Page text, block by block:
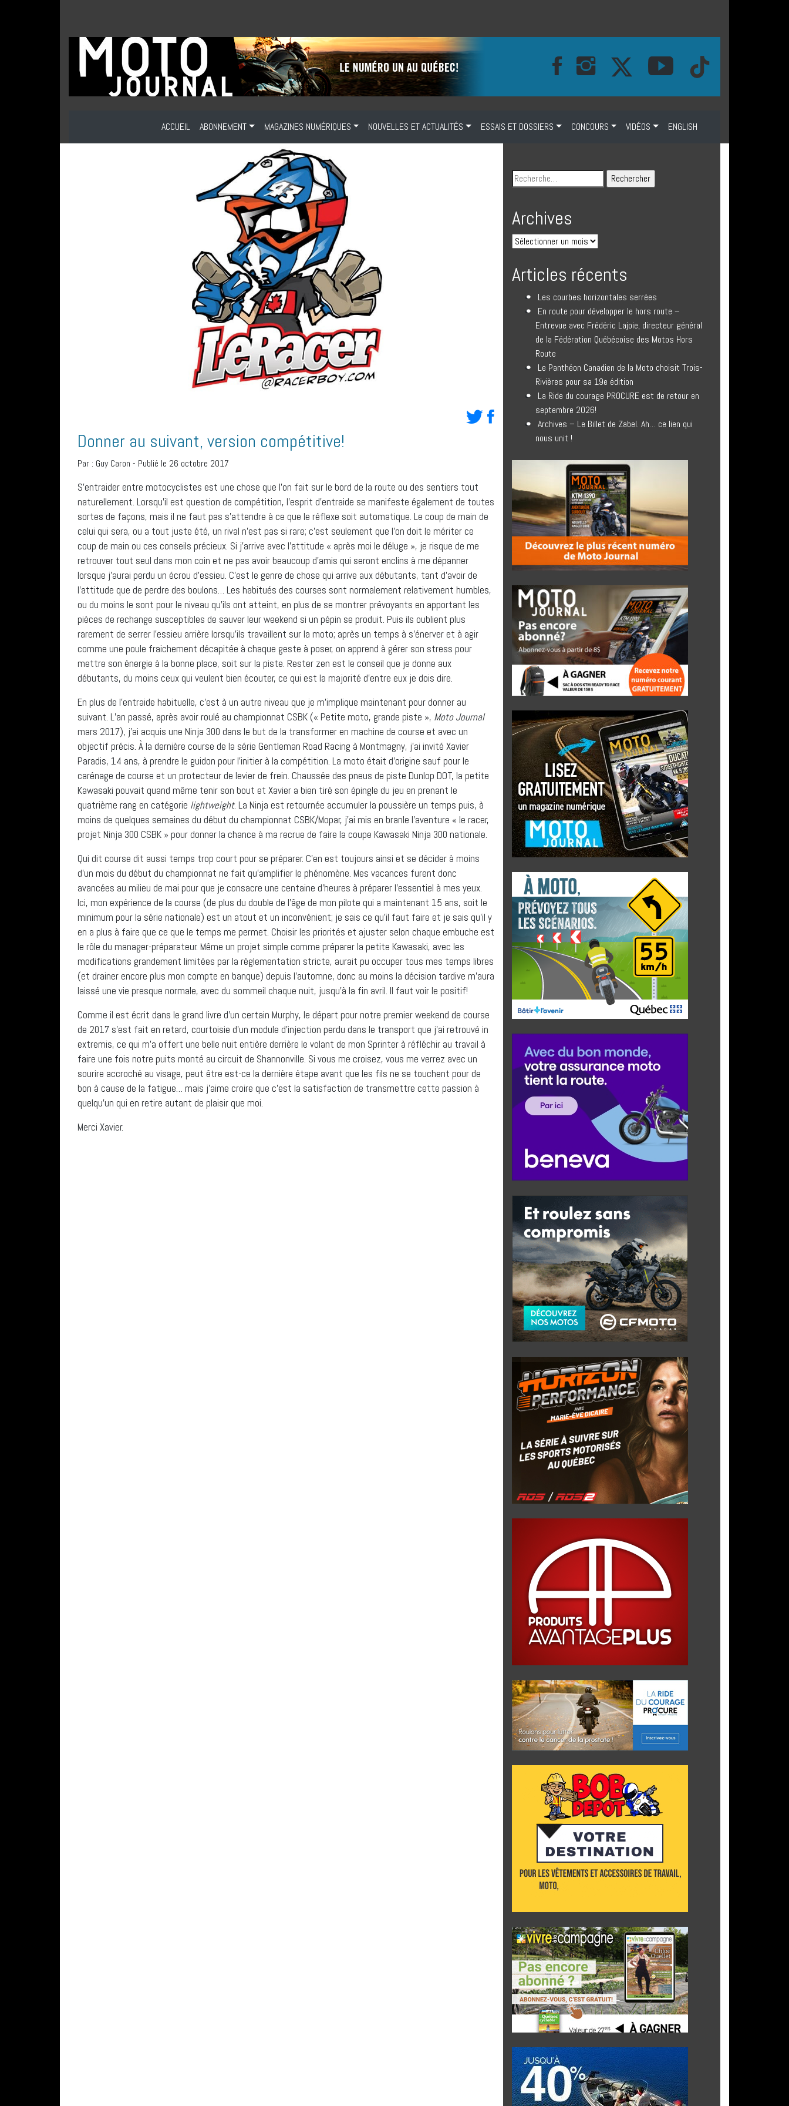
ACCUEIL ABONNEMENT MAGAZINES NUMÉRIQUES NOUVELLES ET ACTUALITÉS ESSAIS ET DOSSIERS CONCOURS VIDÉOS ENGLISH
Donner au suivant, version compétitive!
Par : Guy Caron - Publié le 26 octobre 2017
S’entraider entre motocyclistes est une chose que l’on fait sur le bord de la route ou des sentiers tout
naturellement. Lorsqu’il est question de compétition, l’esprit d’entraide se manifeste également de toutes
sortes de façons, mais il ne faut pas s’attendre à ce que le réflexe soit automatique. Le coup de main de
celui qui sera, ou a tout juste été, un rival n’est pas si rare; c’est seulement que l’on doit le mériter ce
coup de main ou ces conseils précieux. Si j’arrive avec l’attitude « après moi le déluge », je risque de me
retrouver tout seul dans mon coin et ne pas avoir beaucoup d’amis qui seront enclins à me dépanner
lorsque j’aurai perdu un écrou d’essieu. C’est le genre de chose qui arrive aux débutants, tant d’avoir de
l’attitude que de perdre des boulons… Les habitués des courses sont normalement relativement humbles,
ou du moins le sont pour le niveau qu’ils ont atteint, en plus de se montrer prévoyants en apportant les
pièces de rechange susceptibles de sauver leur weekend si un pépin se produit. Puis ils oublient plus
rarement de serrer l’essieu arrière lorsqu’ils travaillent sur la moto; après un temps à s’énerver et à agir
comme une poule fraichement décapitée à chaque geste à poser, on apprend à gérer son stress pour
mettre son énergie à la bonne place, soit sur la piste. Rester zen est le conseil que je donne aux
débutants, du moins ceux qui veulent bien écouter, ce qui est la majorité d’entre eux je dois dire.
En plus de l’entraide habituelle, c’est à un autre niveau que je m’implique maintenant pour donner au
suivant. L’an passé, après avoir roulé au championnat CSBK (« Petite moto, grande piste », Moto Journal
mars 2017), j’ai acquis une Ninja 300 dans le but de la transformer en machine de course et avec un
objectif précis. À la dernière course de la série Gentleman Road Racing à Montmagny, j’ai invité Xavier
Paradis, 14 ans, à prendre le guidon pour l’initier à la compétition. La moto était d’origine sauf pour le
carénage de course et un protecteur de levier de frein. Chaussée des pneus de piste Dunlop DOT, la petite
Kawasaki pouvait quand même tenir son bout et Xavier a bien tiré son épingle du jeu en prenant le
quatrième rang en catégorie lightweight. La Ninja est retournée accumuler la poussière un temps puis, à
moins de quelques semaines du début du championnat CSBK/Mopar, j’ai mis en branle l’aventure « le racer,
projet Ninja 300 CSBK » pour donner la chance à ma recrue de faire la coupe Kawasaki Ninja 300 nationale.
Qui dit course dit aussi temps trop court pour se préparer. C’en est toujours ainsi et se décider à moins
d’un mois du début du championnat ne fait qu’amplifier le phénomène. Mes vacances furent donc
avancées au milieu de mai pour que je consacre une centaine d’heures à préparer l’essentiel à mes yeux.
Ici, mon expérience de la course (de plus du double de l’âge de mon pilote qui a maintenant 15 ans, soit le
minimum pour la série nationale) est un atout et un inconvénient; je sais ce qu’il faut faire et je sais qu’il y
en a plus à faire que ce que le temps me permet. Choisir les priorités et ajuster selon chaque embuche est
le rôle du manager-préparateur. Même un projet simple comme préparer la petite Kawasaki, avec les
modifications grandement limitées par la réglementation stricte, aurait pu occuper tous mes temps libres
(et drainer encore plus mon compte en banque) depuis l’automne, donc au moins la décision tardive m’aura
laissé une vie presque normale, avec du sommeil chaque nuit, jusqu’à la fin avril. Il faut voir le positif!
Comme il est écrit dans le grand livre d’un certain Murphy, le départ pour notre premier weekend de course
de 2017 s’est fait en retard, courtoisie d’un module d’injection perdu dans le transport que j’ai retrouvé in
extremis, ce qui m’a offert une belle nuit entière derrière le volant de mon Sprinter à réfléchir au travail à
faire une fois notre puits monté au circuit de Shannonville. Si vous me croisez, vous me verrez avec un
sourire accroché au visage, peut être est-ce la dernière étape avant que les fils ne se touchent pour de
bon à cause de la fatigue… mais j’aime croire que c’est la satisfaction de transmettre cette passion à
quelqu’un qui en retire autant de plaisir que moi.
Merci Xavier.
Archives
Articles récents
Les courbes horizontales serrées
En route pour développer le hors route –
Entrevue avec Frédéric Lajoie, directeur général
de la Fédération Québécoise des Motos Hors
Route
Le Panthéon Canadien de la Moto choisit Trois-
Rivières pour sa 19e édition
La Ride du courage PROCURE est de retour en
septembre 2026!
Archives – Le Billet de Zabel. Ah… ce lien qui
nous unit !